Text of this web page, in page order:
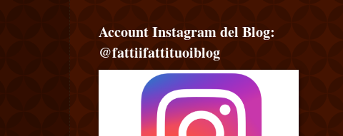
Account Instagram del Blog:
@fattiifattituoiblog